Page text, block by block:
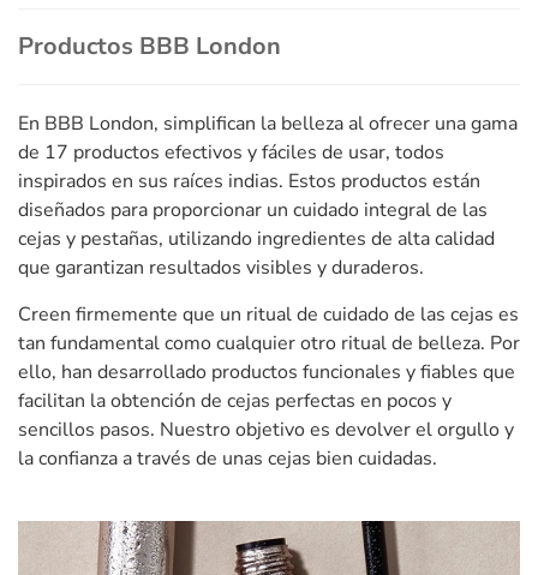
Productos BBB London
En BBB London, simplifican la belleza al ofrecer una gama
de 17 productos efectivos y fáciles de usar, todos
inspirados en sus raíces indias. Estos productos están
diseñados para proporcionar un cuidado integral de las
cejas y pestañas, utilizando ingredientes de alta calidad
que garantizan resultados visibles y duraderos.
Creen firmemente que un ritual de cuidado de las cejas es
tan fundamental como cualquier otro ritual de belleza. Por
ello, han desarrollado productos funcionales y fiables que
facilitan la obtención de cejas perfectas en pocos y
sencillos pasos. Nuestro objetivo es devolver el orgullo y
la confianza a través de unas cejas bien cuidadas.